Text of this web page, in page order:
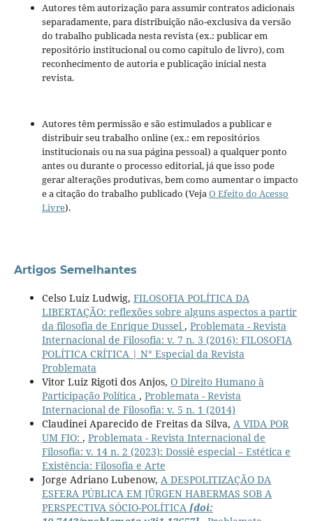
Autores têm autorização para assumir contratos adicionais
separadamente, para distribuição não-exclusiva da versão
do trabalho publicada nesta revista (ex.: publicar em
repositório institucional ou como capítulo de livro), com
reconhecimento de autoria e publicação inicial nesta
revista.
Autores têm permissão e são estimulados a publicar e
distribuir seu trabalho online (ex.: em repositórios
institucionais ou na sua página pessoal) a qualquer ponto
antes ou durante o processo editorial, já que isso pode
gerar alterações produtivas, bem como aumentar o impacto
e a citação do trabalho publicado (VejaO Efeito do Acesso
Livre).
Artigos Semelhantes
Celso Luiz Ludwig, FILOSOFIA POLÍTICA DA
LIBERTAÇÃO: reflexões sobre alguns aspectos a partir
da filosofia de Enrique Dussel , Problemata - Revista
Internacional de Filosofia: v. 7 n. 3 (2016): FILOSOFIA
POLÍTICA CRÍTICA | N° Especial da Revista
Problemata
Vitor Luiz Rigoti dos Anjos, O Direito Humano à
Participação Política , Problemata - Revista
Internacional de Filosofia: v. 5 n. 1 (2014)
Claudinei Aparecido de Freitas da Silva, A VIDA POR
UM FIO: , Problemata - Revista Internacional de
Filosofia: v. 14 n. 2 (2023): Dossiê especial – Estética e
Existência: Filosofia e Arte
Jorge Adriano Lubenow, A DESPOLITIZAÇÃO DA
ESFERA PÚBLICA EM JÜRGEN HABERMAS SOB A
PERSPECTIVA SÓCIO-POLÍTICA [doi: